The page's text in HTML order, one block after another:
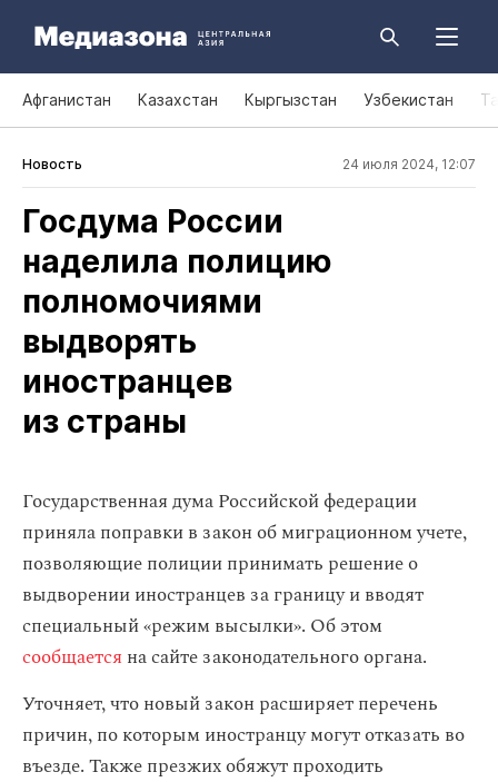
Афганистан Казахстан Кыргызстан Узбекистан
Новость 24 июля 2024, 12:07
Госдума России
наделила полицию
полномочиями
выдворять
иностранцев
из страны
Государственная дума Российской федерации
приняла поправки в закон об миграционном учете,
позволяющие полиции принимать решение о
выдворении иностранцев за границу и вводят
специальный «режим высылки». Об этом
сообщается на сайте законодательного органа.
Уточняет, что новый закон расширяет перечень
причин, по которым иностранцу могут отказать во
въезде. Также презжих обяжут проходить